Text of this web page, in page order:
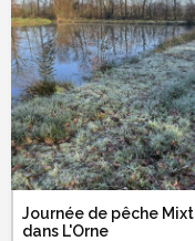
Journée de pêche
dans L'Orne